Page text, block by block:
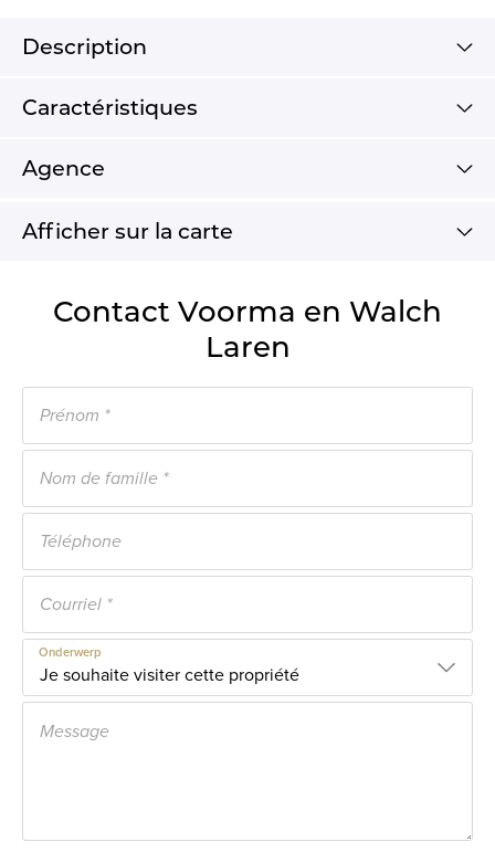
Description
Caractéristiques
Agence
Afficher sur la carte
Contact Voorma en Walch
Laren
Onderwerp